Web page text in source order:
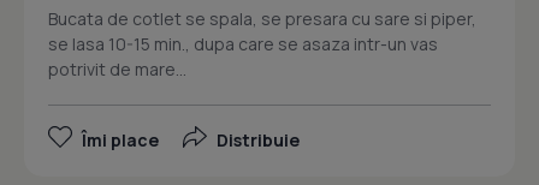
Bucata de cotlet se spala, se presara cu sare si piper,
se lasa 10-15 min., dupa care se asaza intr-un vas
potrivit de mare...
Îmi place Distribuie